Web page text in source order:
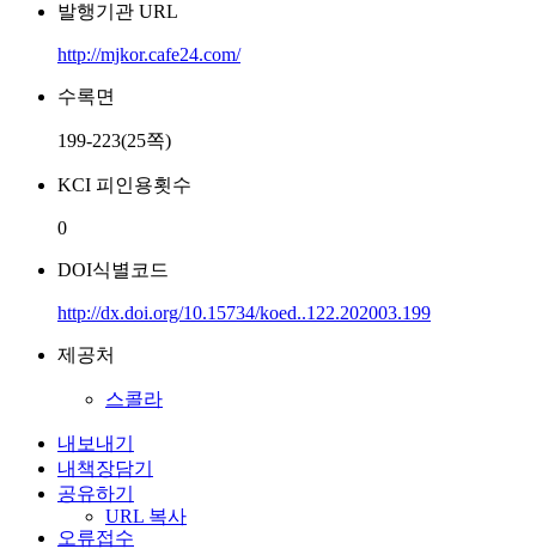
발행기관 URL
http://mjkor.cafe24.com/
수록면
199-223(25쪽)
KCI 피인용횟수
0
DOI식별코드
http://dx.doi.org/10.15734/koed..122.202003.199
제공처
스콜라
내보내기
내책장담기
공유하기
URL 복사
오류접수